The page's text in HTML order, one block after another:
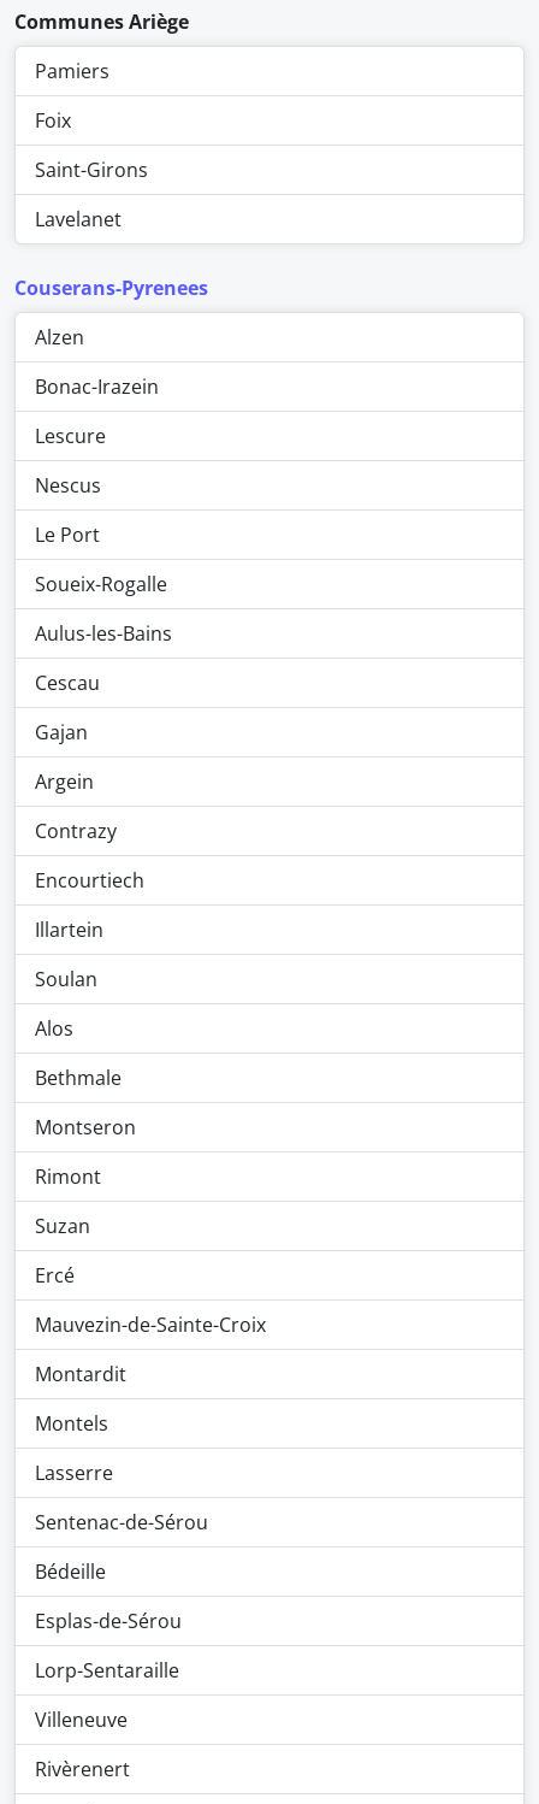
Communes Ariège
Pamiers
Foix
Saint-Girons
Lavelanet
Couserans-Pyrenees
Alzen
Bonac-Irazein
Lescure
Nescus
Le Port
Soueix-Rogalle
Aulus-les-Bains
Cescau
Gajan
Argein
Contrazy
Encourtiech
Illartein
Soulan
Alos
Bethmale
Montseron
Rimont
Suzan
Ercé
Mauvezin-de-Sainte-Croix
Montardit
Montels
Lasserre
Sentenac-de-Sérou
Bédeille
Esplas-de-Sérou
Lorp-Sentaraille
Villeneuve
Rivèrenert